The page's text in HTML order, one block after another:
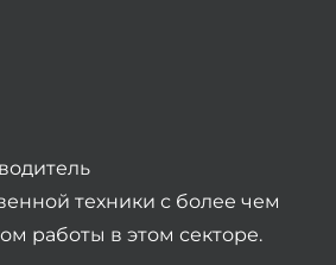
техники с более чем
работы в этом секторе.